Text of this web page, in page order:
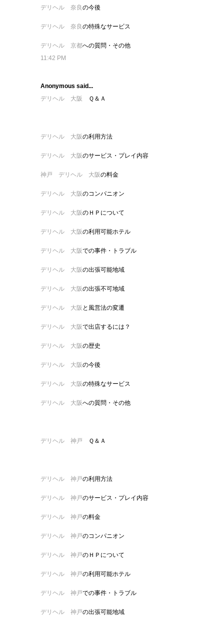
デリヘル 奈良の今後
デリヘル 奈良の特殊なサービス
デリヘル 京都への質問・その他
11:42 PM
Anonymous said...
デリヘル 大阪
Ｑ＆Ａ
デリヘル 大阪の利用方法
デリヘル 大阪のサービス・プレイ内容
神戸 デリヘル 大阪の料金
デリヘル 大阪のコンパニオン
デリヘル 大阪のＨＰについて
デリヘル 大阪の利用可能ホテル
デリヘル 大阪での事件・トラブル
デリヘル 大阪の出張可能地域
デリヘル 大阪の出張不可地域
デリヘル 大阪 と風営法の変遷
デリヘル 大阪で出店するには？
デリヘル 大阪の歴史
デリヘル 大阪の今後
デリヘル 大阪の特殊なサービス
デリヘル 大阪への質問・その他
デリヘル 神戸 Ｑ＆Ａ
デリヘル 神戸の利用方法
デリヘル 神戸のサービス・プレイ内容
デリヘル 神戸の料金
デリヘル 神戸のコンパニオン
デリヘル 神戸のＨＰについて
デリヘル 神戸の利用可能ホテル
デリヘル 神戸での事件・トラブル
デリヘル 神戸の出張可能地域